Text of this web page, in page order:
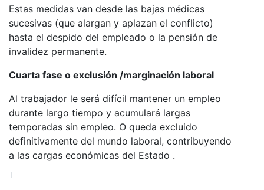
Estas medidas van desde las bajas médicas
sucesivas (que alargan y aplazan el conflicto)
hasta el despido del empleado o la pensión de
invalidez permanente.
Cuarta fase o exclusión /marginación laboral
Al trabajador le será difícil mantener un empleo
durante largo tiempo y acumulará largas
temporadas sin empleo. O queda excluido
definitivamente del mundo laboral, contribuyendo
a las cargas económicas del Estado .